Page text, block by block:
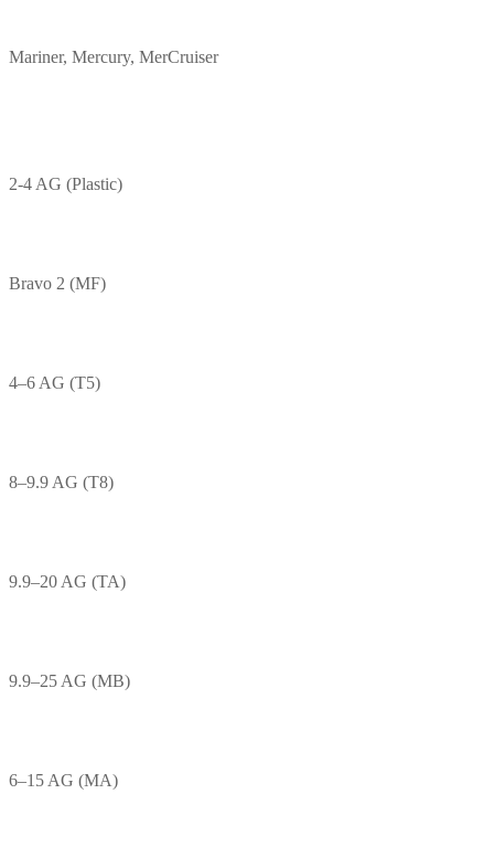
Mariner, Mercury, MerCruiser
2-4 AG (Plastic)
Bravo 2 (MF)
4–6 AG (T5)
8–9.9 AG (T8)
9.9–20 AG (TA)
9.9–25 AG (MB)
6–15 AG (MA)